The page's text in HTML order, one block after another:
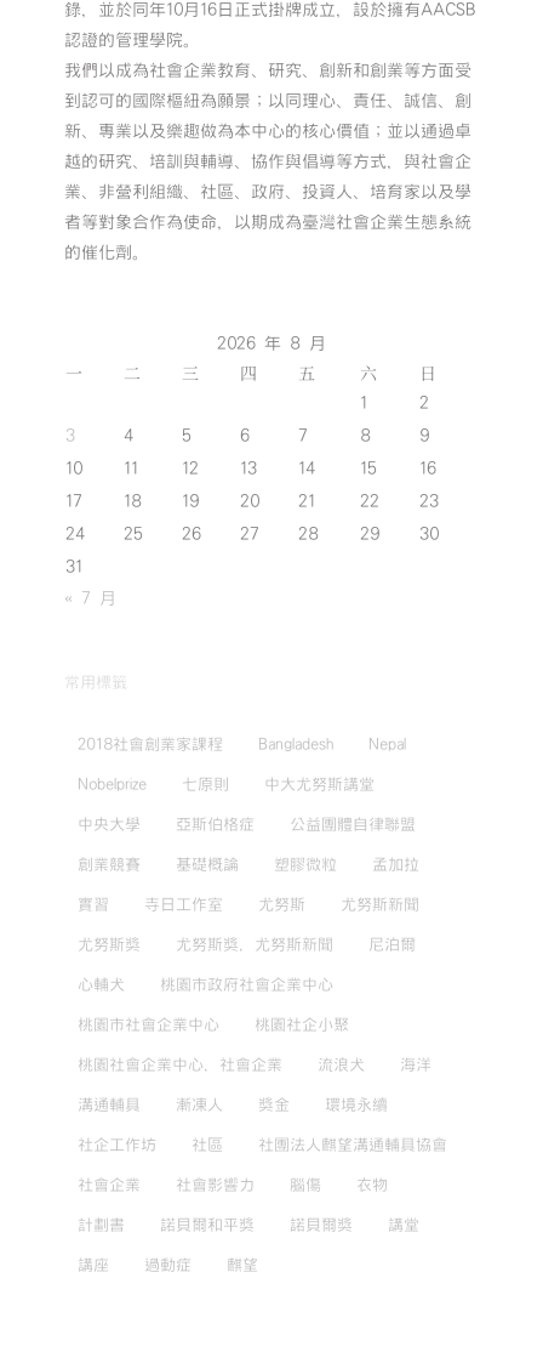
錄，並於同年10月16日正式掛牌成立，設於擁有AACSB
認證的管理學院。
我們以成為社會企業教育、研究、創新和創業等方面受
到認可的國際樞紐為願景；以同理心、責任、誠信、創
新、專業以及樂趣做為本中心的核心價值；並以通過卓
越的研究、培訓與輔導、協作與倡導等方式，與社會企
業、非營利組織、社區、政府、投資人、培育家以及學
者等對象合作為使命，以期成為臺灣社會企業生態系統
的催化劑。
2026 年 8 月
一 二 三 四 五 六 日
1
2
3
4 5 6 7 8
9
10
11 12 13 14 15
16
17
18 19 20 21 22
23
24
25 26 27 28 29
30
31
« 7 月
常用標籤
2018社會創業家課程 Bangladesh Nepal
Nobelprize 七原則 中大尤努斯講堂
中央大學 亞斯伯格症 公益團體自律聯盟
創業競賽 基礎概論 塑膠微粒 孟加拉
實習 寺日工作室 尤努斯 尤努斯新聞
尤努斯獎 尤努斯獎，尤努斯新聞 尼泊爾
心輔犬 桃園市政府社會企業中心
桃園市社會企業中心 桃園社企小聚
桃園社會企業中心，社會企業 流浪犬 海洋
溝通輔具 漸凍人 獎金 環境永續
社企工作坊 社區 社團法人麒望溝通輔具協會
社會企業 社會影響力 腦傷 衣物
計劃書 諾貝爾和平獎 諾貝爾獎 講堂
講座 過動症 麒望